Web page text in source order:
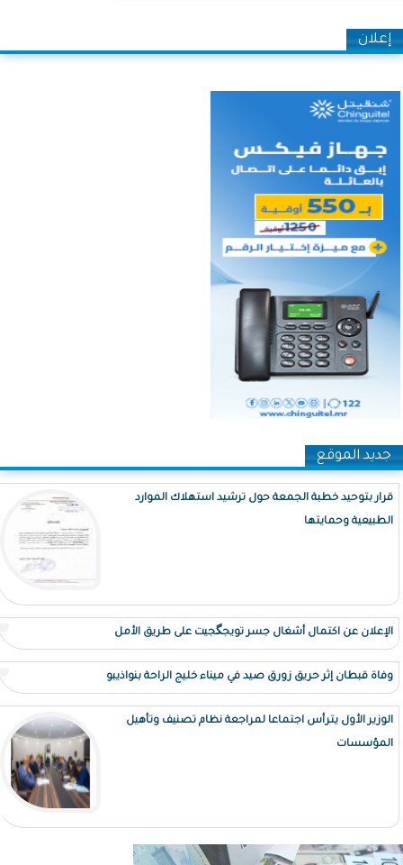
إعلان
جديد الموقع
قرار بتوحيد خطبة الجمعة حول ترشيد استهلاك الموارد
الطبيعية وحمايتها
الإعلان عن اكتمال أشغال جسر تويجگجيت على طريق الأمل
وفاة قبطان إثر حريق زورق صيد في ميناء خليج الراحة بنواذيبو
الوزير الأول يترأس اجتماعا لمراجعة نظام تصنيف وتأهيل
المؤسسات